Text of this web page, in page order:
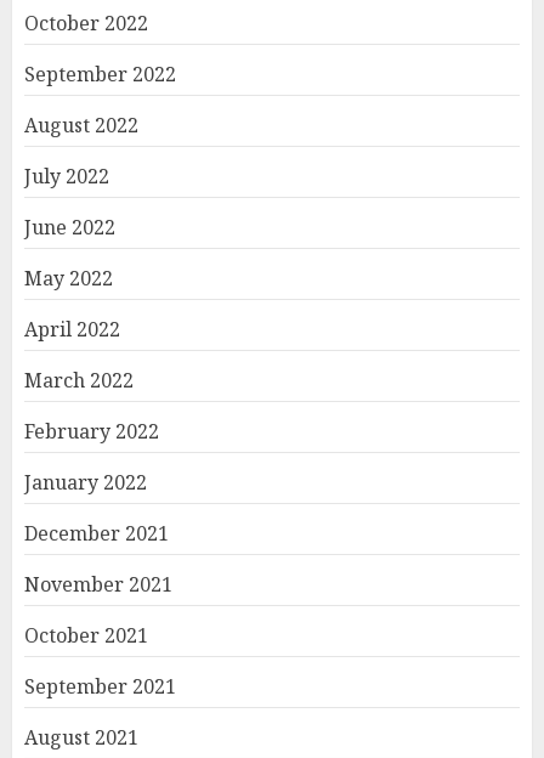
October 2022
September 2022
August 2022
July 2022
June 2022
May 2022
April 2022
March 2022
February 2022
January 2022
December 2021
November 2021
October 2021
September 2021
August 2021